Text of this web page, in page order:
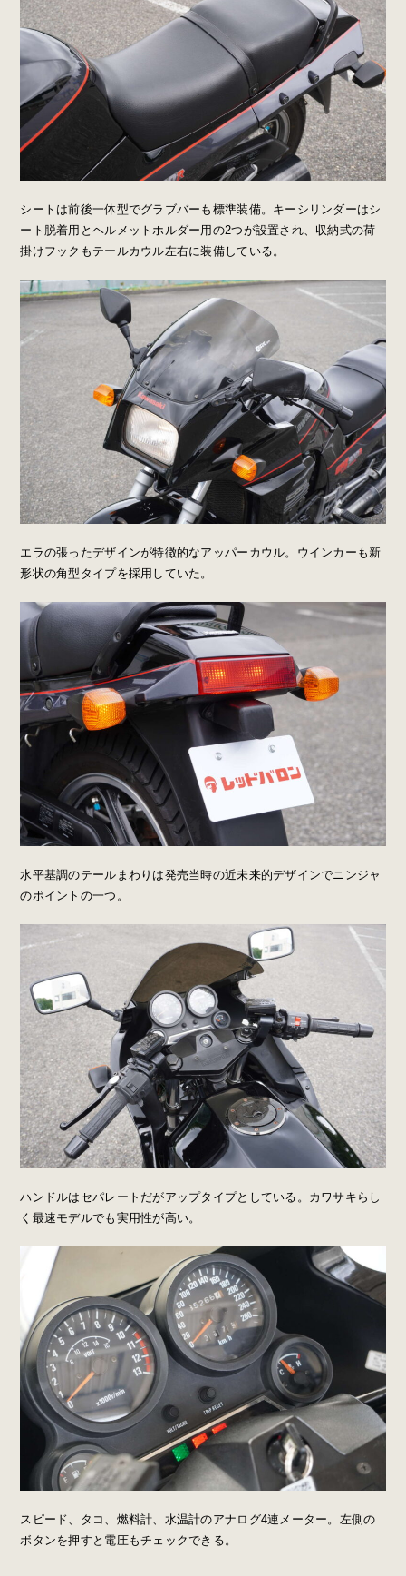
シートは前後一体型でグラブバーも標準装備。キーシリンダーはシ
ート脱着用とヘルメットホルダー用の2つが設置され、収納式の荷
掛けフックもテールカウル左右に装備している。
エラの張ったデザインが特徴的なアッパーカウル。ウインカーも新
形状の角型タイプを採用していた。
水平基調のテールまわりは発売当時の近未来的デザインでニンジャ
のポイントの一つ。
ハンドルはセパレートだがアップタイプとしている。カワサキらし
く最速モデルでも実用性が高い。
スピード、タコ、燃料計、水温計のアナログ4連メーター。左側の
ボタンを押すと電圧もチェックできる。